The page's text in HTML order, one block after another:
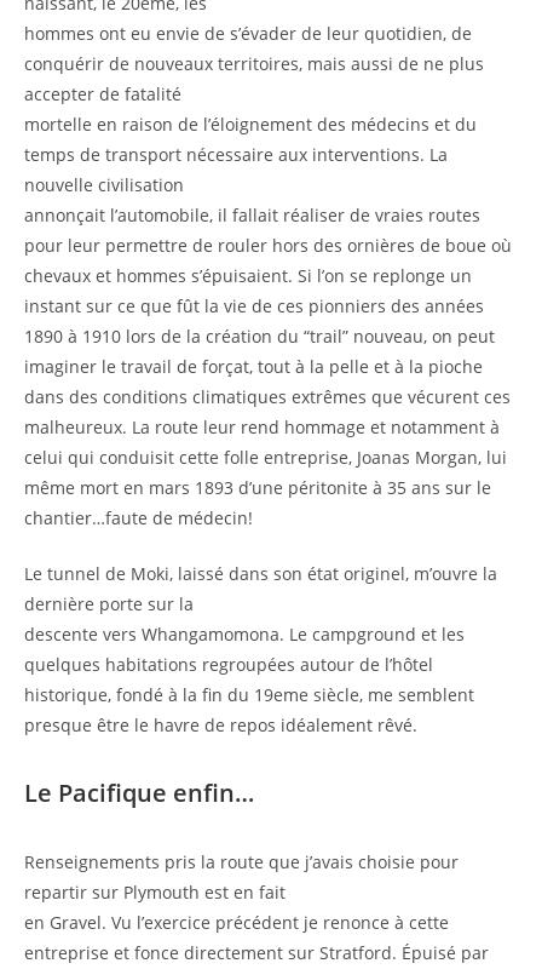
hommes ont eu envie de s’évader de leur quotidien, de
conquérir de nouveaux territoires, mais aussi de ne plus
accepter de fatalité
mortelle en raison de l’éloignement des médecins et du
temps de transport nécessaire aux interventions. La
nouvelle civilisation
annonçait l’automobile, il fallait réaliser de vraies routes
pour leur permettre de rouler hors des ornières de boue où
chevaux et hommes s’épuisaient. Si l’on se replonge un
instant sur ce que fût la vie de ces pionniers des années
1890 à 1910 lors de la création du “trail” nouveau, on peut
imaginer le travail de forçat, tout à la pelle et à la pioche
dans des conditions climatiques extrêmes que vécurent ces
malheureux. La route leur rend hommage et notamment à
celui qui conduisit cette folle entreprise, Joanas Morgan, lui
même mort en mars 1893 d’une péritonite à 35 ans sur le
chantier…faute de médecin!
Le tunnel de Moki, laissé dans son état originel, m’ouvre la
dernière porte sur la
descente vers Whangamomona. Le campground et les
quelques habitations regroupées autour de l’hôtel
historique, fondé à la fin du 19eme siècle, me semblent
presque être le havre de repos idéalement rêvé.
Le Pacifique enfin…
Renseignements pris la route que j’avais choisie pour
repartir sur Plymouth est en fait
en Gravel. Vu l’exercice précédent je renonce à cette
entreprise et fonce directement sur Stratford. Épuisé par